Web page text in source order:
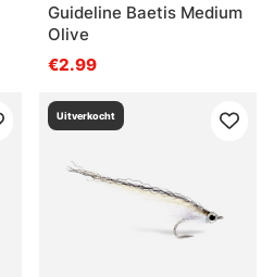
Guideline Baetis Medium
Olive
€2.99
Uitverkocht